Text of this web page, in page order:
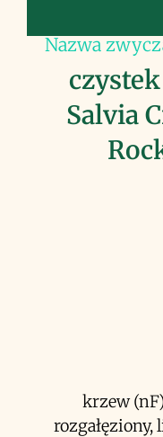
Nazwa
Salvia
krzew
rozgałęziony,